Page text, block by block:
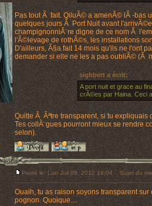
Pas tout Ã fait. QiluÃ© a amenÃ© lÃ -bas
quelques jours Ã Port Nuit avant
champignonniÃ¨re digne de ce nom Ã
l'Ã©levage de rothÃ©s, les installations
D'ailleurs, Ã§a fait 14 mois qu'ils ne l'ont
demander si elle ne les a pas oubliÃ© (Ã
sighbert a écrit:
A port nuit et grace au
crÃ©es par Haina. Ceci
Quitte Ã Ãªtre transparent, si tu expliquais
Tes collÃ¨gues pourront mieux se rendre
selon).
Posté le: Lun Juil 09, 2012 18:04 Sujet du
Ouaih, tu as raison soyons transparent
pognon. Quoique....